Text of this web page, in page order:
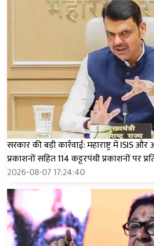
सरकार की बड़ी कार्रवाई: महाराष्ट्र में ISIS
प्रकाशनों सहित 114 कट्टरपंथी प्रकाशनों पर
2026-08-07 17:24:40